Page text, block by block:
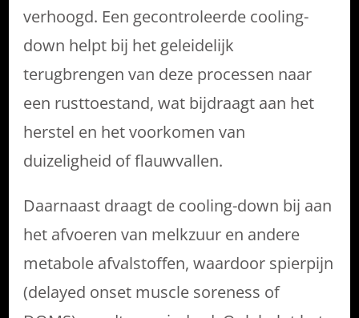
verhoogd. Een gecontroleerde cooling-
down helpt bij het geleidelijk
terugbrengen van deze processen naar
een rusttoestand, wat bijdraagt aan het
herstel en het voorkomen van
duizeligheid of flauwvallen.
Daarnaast draagt de cooling-down bij aan
het afvoeren van melkzuur en andere
metabole afvalstoffen, waardoor spierpijn
(delayed onset muscle soreness of